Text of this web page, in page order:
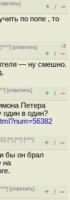
]
+ / –
по попе , то
^^^] [ответить]
–2
+ / –
— ну смешно.
] [ответить]
+ / –
Петера
один в один?
[^] [^^] [^^^]
+ / –
бы он брал
на
] [ответить]
+ / –